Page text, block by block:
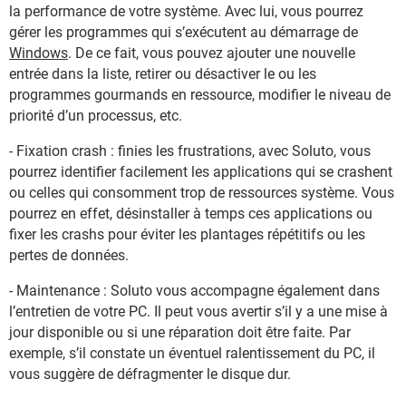
la performance de votre système. Avec lui, vous pourrez
gérer les programmes qui s’exécutent au démarrage de
Windows. De ce fait, vous pouvez ajouter une nouvelle
entrée dans la liste, retirer ou désactiver le ou les
programmes gourmands en ressource, modifier le niveau de
priorité d’un processus, etc.
- Fixation crash : finies les frustrations, avec Soluto, vous
pourrez identifier facilement les applications qui se crashent
ou celles qui consomment trop de ressources système. Vous
pourrez en effet, désinstaller à temps ces applications ou
fixer les crashs pour éviter les plantages répétitifs ou les
pertes de données.
- Maintenance : Soluto vous accompagne également dans
l’entretien de votre PC. Il peut vous avertir s’il y a une mise à
jour disponible ou si une réparation doit être faite. Par
exemple, s’il constate un éventuel ralentissement du PC, il
vous suggère de défragmenter le disque dur.